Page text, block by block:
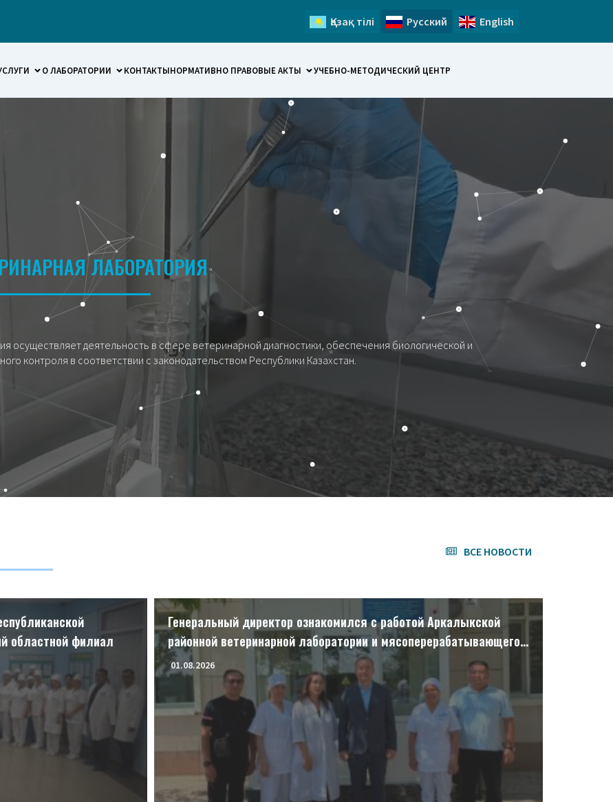
Қазақ тілі Русский English
О ЛАБОРАТОРИИ КОНТАКТЫНОРМАТИВНО ПРАВОВЫЕ АКТЫ УЧЕБНО-МЕТОДИЧЕСКИЙ ЦЕНТР
ЛАБОРАТОРИЯ
осуществляет деятельность в сфере ветеринарной диагностики, обеспечения биологической и
контроля в соответствии с законодательством Республики Казахстан.
ВСЕ НОВОСТИ
областной филиал
Генеральный директор ознакомился с работой Аркалыкской
районной ветеринарной лаборатории и мясоперерабатывающего
предприятия «Торғай Ет»
01.08.2026